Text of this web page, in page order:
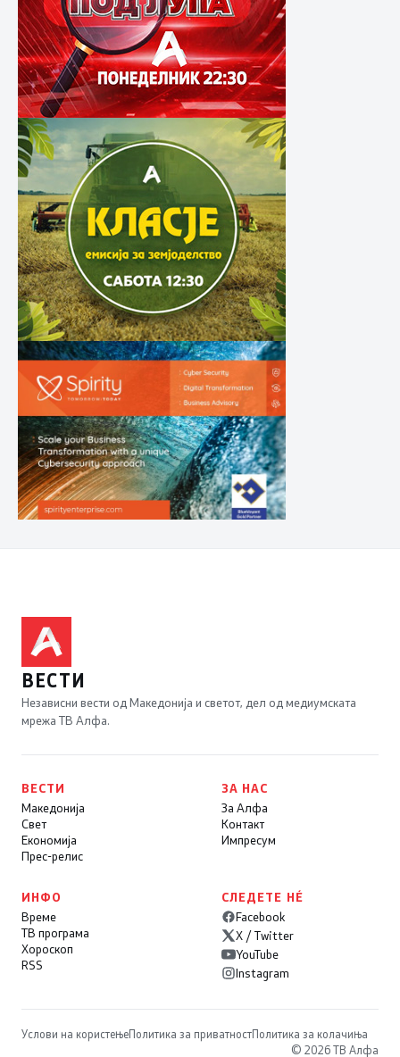
ВЕСТИ
Независни вести од Македонија и светот, дел од медиумската
мрежа ТВ Алфа.
ВЕСТИ
Македонија
Свет
Економија
Прес-релис
ЗА НАС
За Алфа
Контакт
Импресум
ИНФО
Време
ТВ програма
Хороскоп
RSS
СЛЕДЕТЕ НÉ
Facebook
X / Twitter
YouTube
Instagram
Услови на користењеПолитика за приватностПолитика за колачиња
© 2026 ТВ Алфа